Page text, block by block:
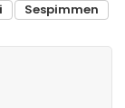
Sespimmen